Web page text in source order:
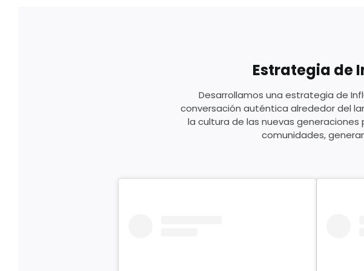
Estrategia de
Desarrollamos una estrategia de
conversación auténtica alrededor del
la cultura de las nuevas
comunidades,